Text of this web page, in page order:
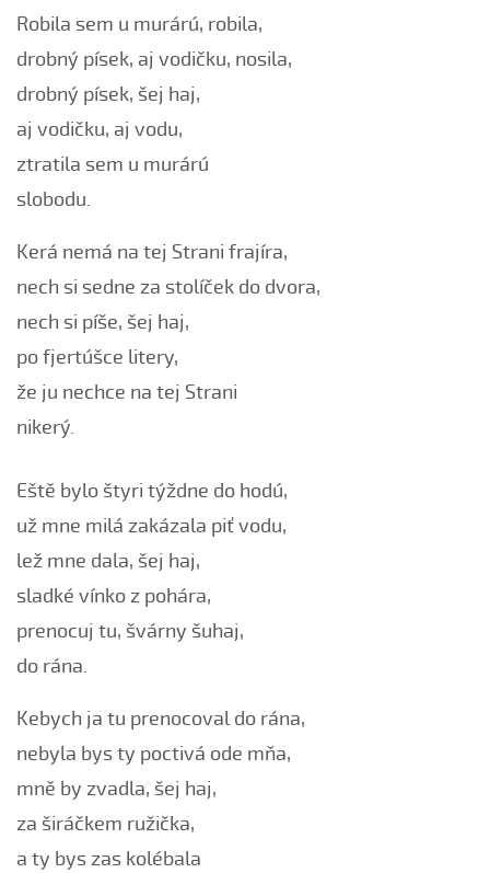
Černé oči, černé
Červená růžičko (Petra Obdržálková, 2010)
Červené jablúčko...
Červené jabučko (Klára Elsnerová, 2008)
Chodí kňaz po dvore (Martin Pěcha, 2006)
Chodí kňaz po dvore (Patrik Matušina, 2008)
Chodiła Anička...
Chodila po roli...
Chodily dvě panny...
Chodily dvě panny (Iveta Janíková, 2008)
Chovali ňa maměnka
Chovali ně maměnka...
Chovaly ně maměnka (Tereza Hůsková, 2004)
Čí sú to husy na tej vodě
Čí to husičky na tej vodě (Štěpánka Králová, 2004)
Čí to lúčka nekosená...
2004)
Co sa stalo na Stráni pri bráně (Alena Mimochodková,
2005)
Daj ně, Bože, synka...
Daj ně, Bože, vědět (Lucie Rybnikářová, 2009)
Robila sem u murárú, robila,
drobný písek, aj vodičku, nosila,
drobný písek, šej haj,
aj vodičku, aj vodu,
ztratila sem u murárú
slobodu.
Kerá nemá na tej Strani frajíra,
nech si sedne za stolíček do dvora,
nech si píše, šej haj,
po fjertúšce litery,
že ju nechce na tej Strani
nikerý.
Eště bylo štyri týždne do hodú,
už mne milá zakázala piť vodu,
lež mne dala, šej haj,
sladké vínko z pohára,
prenocuj tu, švárny šuhaj,
do rána.
Kebych ja tu prenocoval do rána,
nebyla bys ty poctivá ode mňa,
mně by zvadla, šej haj,
za širáčkem ružička,
a ty bys zas kolébala